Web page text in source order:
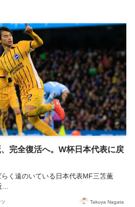
、完全復活へ。W杯日本代表に戻
く遠のいている日本代表MF三笘薫
Takuya Nagata